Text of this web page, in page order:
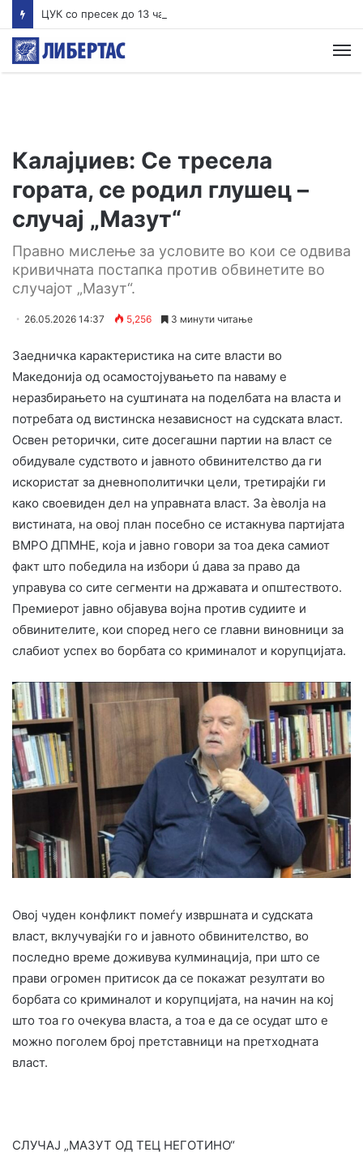
Калајџиев: Се тресела
гората, се родил глушец –
случај „Мазут“
Правно мислење за условите во кои се одвива
кривичната постапка против обвинетите во
случајот „Мазут“.
26.05.2026 14:37 5,256 3 минути читање
Заедничка карактеристика на сите власти во
Македонија од осамостојувањето па наваму е
неразбирањето на суштината на поделбата на власта и
потребата од вистинска независност на судската власт.
Освен реторички, сите досегашни партии на власт се
обидувале судството и јавното обвинителство да ги
искористат за дневнополитички цели, третирајќи ги
како своевиден дел на управната власт. За èволја на
вистината, на овој план посебно се истакнува партијата
ВМРО ДПМНЕ, која и јавно говори за тоа дека самиот
факт што победила на избори ú дава за право да
управува со сите сегменти на државата и општеството.
Премиерот јавно објавува војна против судиите и
обвинителите, кои според него се главни виновници за
слабиот успех во борбата со криминалот и корупцијата.
Овој чуден конфликт помеѓу извршната и судската
власт, вклучувајќи го и јавното обвинителство, во
последно време доживува кулминација, при што се
прави огромен притисок да се покажат резултати во
борбата со криминалот и корупцијата, на начин на кој
што тоа го очекува власта, а тоа е да се осудат што е
можно поголем број претставници на претходната
власт.
СЛУЧАЈ „МАЗУТ ОД ТЕЦ НЕГОТИНО“